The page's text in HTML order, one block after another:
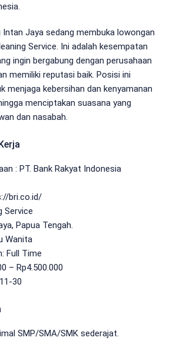
Intan Jaya sedang membuka lowongan
Service. Ini adalah kesempatan
ingin bergabung dengan perusahaan
memiliki reputasi baik. Posisi ini
menjaga kebersihan dan kenyamanan
menciptakan suasana yang
dan nasabah.
: PT. Bank Rakyat Indonesia
bri.co.id/
Service
Papua Tengah.
Wanita
Full Time
– Rp4.500.000
30
SMP/SMA/SMK sederajat.